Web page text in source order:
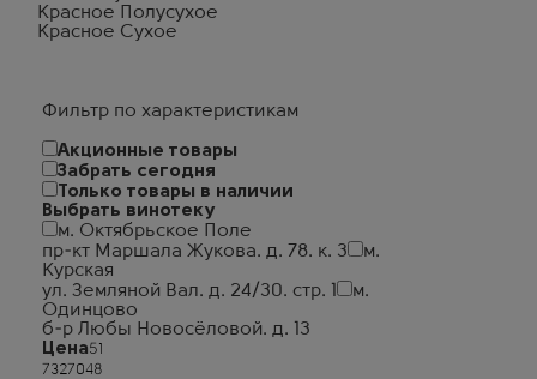
Красное Полусухое
Красное Сухое
Фильтр по характеристикам
Акционные товары
Забрать сегодня
Только товары в наличии
Выбрать винотеку
м. Октябрьское Поле
пр-кт Маршала Жукова. д. 78. к. 3
м.
Курская
ул. Земляной Вал. д. 24/30. стр. 1
м.
Одинцово
б-р Любы Новосёловой. д. 13
Цена